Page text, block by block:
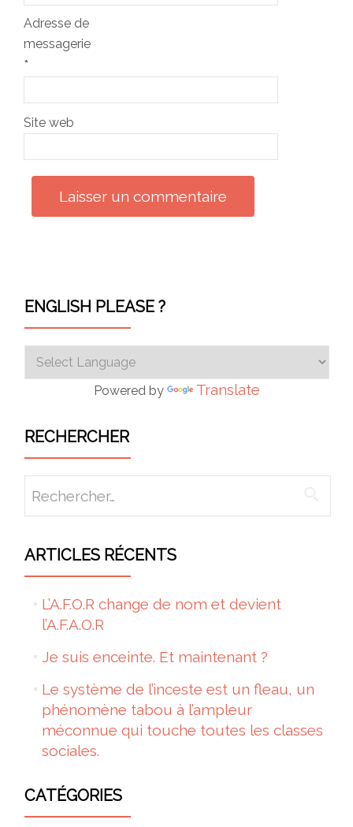
Adresse de
messagerie
*
Site web
ENGLISH PLEASE ?
Powered by Translate
RECHERCHER
ARTICLES RÉCENTS
L’A.F.O.R change de nom et devient
l’A.F.A.O.R
Je suis enceinte. Et maintenant ?
Le système de l’inceste est un fleau, un
phénomène tabou à l’ampleur
méconnue qui touche toutes les classes
sociales.
CATÉGORIES